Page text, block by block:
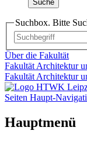
Suche
Suchbox. Bitte
Über die Fakultät
Fakultät Architektur
Fakultät Architektur
Seiten Haupt-
Hauptmenü